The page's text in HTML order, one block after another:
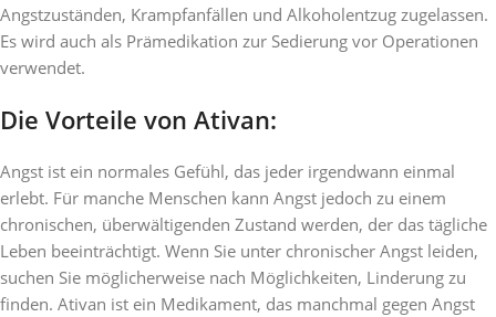
Angstzuständen, Krampfanfällen und Alkoholentzug zugelassen.
Es wird auch als Prämedikation zur Sedierung vor Operationen
verwendet.
Die Vorteile von Ativan:
Angst ist ein normales Gefühl, das jeder irgendwann einmal
erlebt. Für manche Menschen kann Angst jedoch zu einem
chronischen, überwältigenden Zustand werden, der das tägliche
Leben beeinträchtigt. Wenn Sie unter chronischer Angst leiden,
suchen Sie möglicherweise nach Möglichkeiten, Linderung zu
finden. Ativan ist ein Medikament, das manchmal gegen Angst